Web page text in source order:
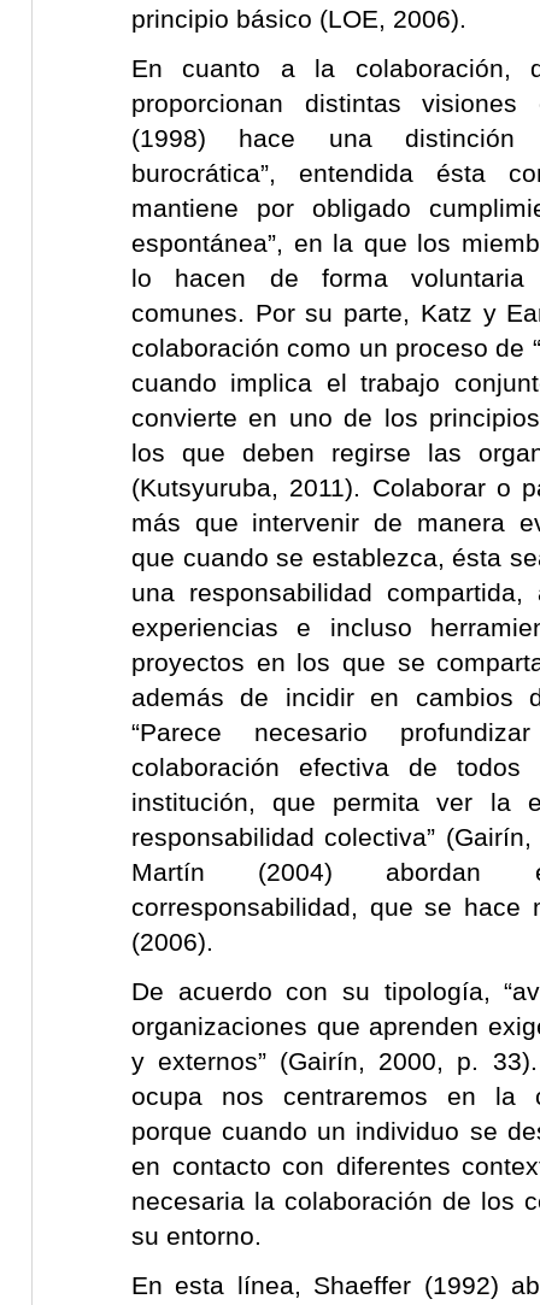
principio básico (LOE, 2006).
En cuanto a la colaboración,
proporcionan distintas
(1998) hace una distinción
burocrática”, entendida ésta
mantiene por obligado
espontánea”, en la que los
lo hacen de forma voluntaria
comunes. Por su parte, Katz y
colaboración como un proceso de
cuando implica el trabajo
convierte en uno de los
los que deben regirse las
(Kutsyuruba, 2011). Colaborar o
más que intervenir de manera
que cuando se establezca, ésta
una responsabilidad
experiencias e incluso
proyectos en los que se
además de incidir en cambios
“Parece necesario
colaboración efectiva de
institución, que permita ver la
responsabilidad colectiva”
Martín (2004) abordan
corresponsabilidad, que se hace
(2006).
De acuerdo con su tipología,
organizaciones que aprenden
y externos” (Gairín, 2000, p.
ocupa nos centraremos en la
porque cuando un individuo se
en contacto con diferentes
necesaria la colaboración de los
su entorno.
En esta línea, Shaeffer (1992)